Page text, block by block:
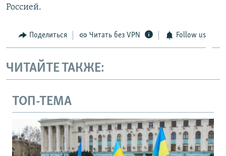
Россией.
Поделиться Читать без VPN Follow us
ЧИТАЙТЕ ТАКЖЕ:
ТОП-ТЕМА